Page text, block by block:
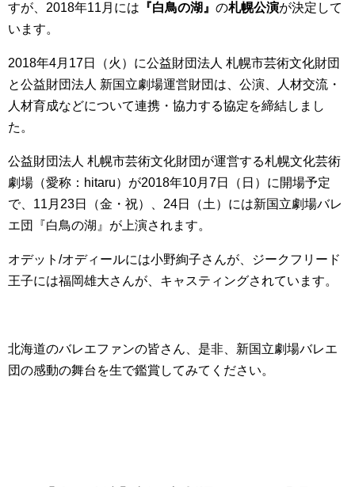
すが、2018年11月には 『白鳥の湖』 の札幌公演が決定して
います。
2018年4月17日（火）に公益財団法人 札幌市芸術文化財団
と公益財団法人 新国立劇場運営財団は、公演、人材交流・
人材育成などについて連携・協力する協定を締結しまし
た。
公益財団法人 札幌市芸術文化財団が運営する札幌文化芸術
劇場（愛称：hitaru）が2018年10月7日（日）に開場予定
で、11月23日（金・祝）、24日（土）には新国立劇場バレ
エ団『白鳥の湖』が上演されます。
オデット/オディールには小野絢子さんが、ジークフリード
王子には福岡雄大さんが、キャスティングされています。
北海道のバレエファンの皆さん、是非、新国立劇場バレエ
団の感動の舞台を生で鑑賞してみてください。